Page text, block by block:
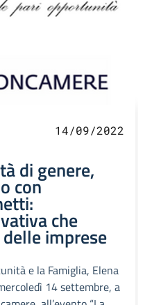
14/09/2022
di genere,
con
che
imprese
e la Famiglia, Elena
14 settembre, a